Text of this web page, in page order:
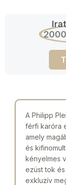
A Philipp
férfi karóra
amely
és
kényelmes
ezüst tok
exkluzív